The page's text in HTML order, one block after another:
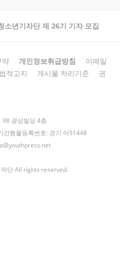
소년기자단 제 26기 기자 모집
약 개인정보취급방침
이메일
적고지 게시물 처리기준
권
광성빌딩 4층
행물등록번호: 경기 아51448
단 All rights reserved.